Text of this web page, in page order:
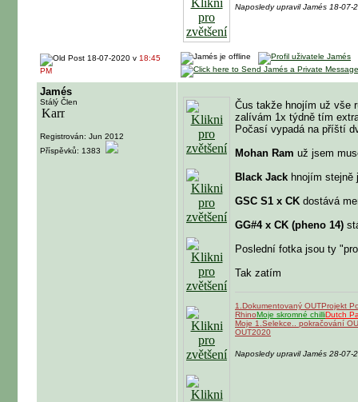
Naposledy upravil Jamés 18-07-
18-07-2020 v 18:45
PM
Jamés
Stálý Člen
Registrován: Jun 2012
Příspěvků: 1383
Čus takže hnojím už vše
zalívám 1x týdně tím
Počasí vypadá na příští
Mohan Ram už jsem
Black Jack hnojím stejně
GSC S1 x CK dostává
GG#4 x CK (pheno 14)
Poslední fotka jsou ty
Tak zatím
1.Dokumentovaný OUTProjekt
RhinoMoje skromné chilliDutch
Moje 1.Selekce.. pokračování
OUT2020
Naposledy upravil Jamés 28-07-